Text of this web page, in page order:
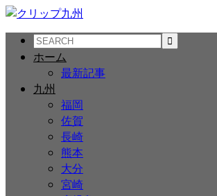
ホーム
最新記事
九州
福岡
佐賀
長崎
熊本
大分
宮崎